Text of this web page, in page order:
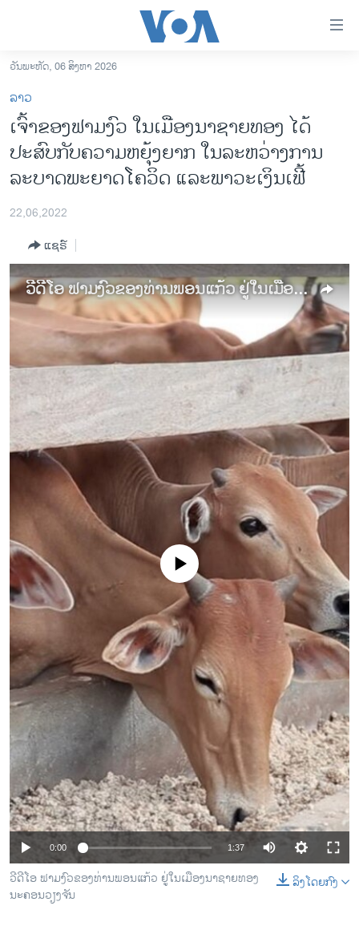
ເຂົ້າ
ຫາ
ຂ້າມ
ຂ້າມ
ຂ້າມ
ໄປ
ຫາ
ຊອກ
ລາວ
ອາເມຣິກາ
ການເລືອກຕັ້ງ ປະທານາທີບໍດີ ສະຫະລັດ 2024
ອິດສະຫຼະພາບດ້ານການຂ່າວ
ຊີວິດຊາວລາວ
ຊຸມຊົນຊາວລາວ
ວິທະຍາສາດ-ເທັກໂນໂລຈີ
ທຸລະກິດ
ພາສາອັງກິດ
ວີດີໂອ
ລາຍການກະຈາຍສຽງ
ລາຍງານ
ຕິດຕາມພວກເຮົາ ທີ່
ພາສາຕ່າງໆ
ວັນພະຫັດ, 06 ສິງຫາ 2026
ລາວ
ເຈົ້າຂອງຟາມງົວ ໃນເມືອງນາຊາຍທອງ ໄດ້
ປະສົບກັບຄວາມຫຍຸ້ງຍາກ ໃນລະຫວ່າງການ
ລະບາດພະຍາດໂຄວິດ ແລະພາວະເງິນເຟີ້
22,06,2022
ແຊຣ໌
ວີດີໂອ ຟາມງົວຂອງທ່ານພອນແກ້ວ ຢູ່ໃນເມືອງນາຊາຍທອງ ນະຄອນວຽງຈັນ
No media source currently available
0:00 1:37
ລິງໂດຍກົງ
ວີດີໂອ ຟາມງົວຂອງທ່ານພອນແກ້ວ ຢູ່ໃນເມືອງນາຊາຍທອງ
ນະຄອນວຽງຈັນ